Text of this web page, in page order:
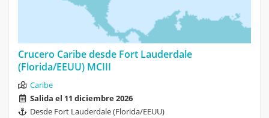
Crucero Caribe desde Fort Lauderdale
(Florida/EEUU) MCIII
Caribe
Salida el 11 diciembre 2026
Desde Fort Lauderdale (Florida/EEUU)